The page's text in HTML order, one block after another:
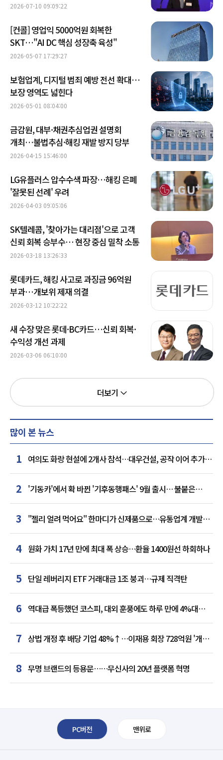
2026-07-10 09:09:22
[컨콜] 영업익 5000억원 회복한
SKT…"AI DC 핵심 성장축 육성"
2026-05-07 17:29:27
보험업계, 디지털 범죄 예방 전선 확대…
보장 영역도 넓힌다
2026-05-01 08:04:00
금감원, 대부·채권추심업권 설명회
개최…불법추심·해킹 재발 방지 당부
2026-04-15 15:46:00
LG유플러스 압수수색 파장…해킹 은폐
'잘못된 선례' 우려
2026-04-03 09:05:06
SK텔레콤, '찾아가는 대리점'으로 고객
신뢰 회복 승부수… 현장 중심 밀착 소통
2026-03-18 13:26:33
롯데카드, 해킹 사고로 과징금 96억원
부과…개보위 제재 의결
2026-03-12 10:22:22
새 수장 맞은 롯데·BC카드…신뢰 회복·
수익성 개선 과제
2026-03-06 06:10:00
더보기
많이 본 뉴스
1 여의도 화랑 현설에 2개사 참석…대우건설, 공작 이어 추가
거점 확보하나
2 '기동카'에서 확 바뀐 '기후동행패스' 9월 출시… 불붙은
카드사 경쟁
3
"젤리 얼려 먹어요" 한마디가 신제품으로…유통업계 개발실
된 SNS
4 원화 가치 17년 만에 최대 폭 상승…환율 1400원선 하회하나
5 단일 레버리지 ETF 거래대금 1조 붕괴…규제 직격탄
6 역대급 폭등했던 코스피, 대외 훈풍에도 하루 만에 4%대
급락
7 상법 개정 후 배당 기업 48%↑…이재용 회장 728억원 '개인
최다'
8 무명 브랜드의 등용문……무신사의 20년 플랫폼 혁명
PC버전 맨위로